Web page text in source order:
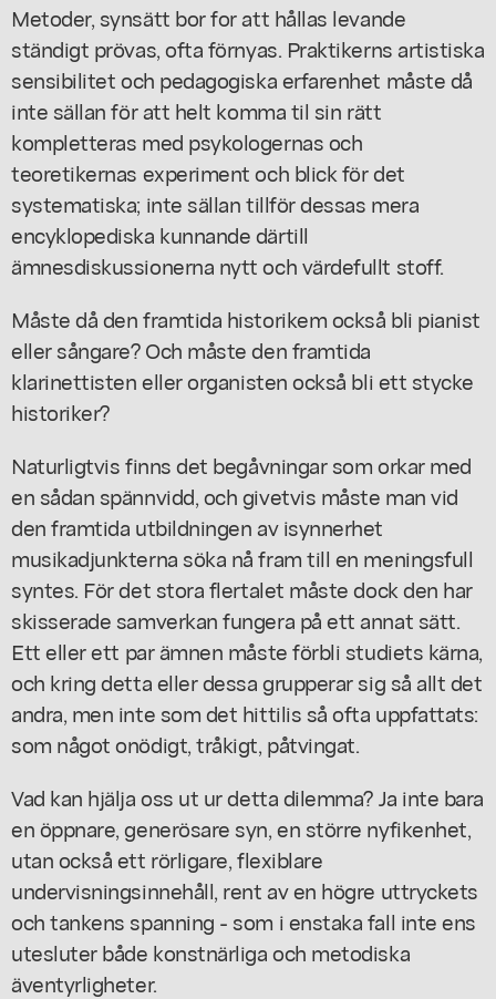
Metoder, synsätt bor for att hållas levande
ständigt prövas, ofta förnyas. Praktikerns artistiska
sensibilitet och pedagogiska erfarenhet måste då
inte sällan för att helt komma til sin rätt
kompletteras med psykologernas och
teoretikernas experiment och blick för det
systematiska; inte sällan tillför dessas mera
encyklopediska kunnande därtill
ämnesdiskussionerna nytt och värdefullt stoff.
Måste då den framtida historikem också bli pianist
eller sångare? Och måste den framtida
klarinettisten eller organisten också bli ett stycke
historiker?
Naturligtvis finns det begåvningar som orkar med
en sådan spännvidd, och givetvis måste man vid
den framtida utbildningen av isynnerhet
musikadjunkterna söka nå fram till en meningsfull
syntes. För det stora flertalet måste dock den har
skisserade samverkan fungera på ett annat sätt.
Ett eller ett par ämnen måste förbli studiets kärna,
och kring detta eller dessa grupperar sig så allt det
andra, men inte som det hittilis så ofta uppfattats:
som något onödigt, tråkigt, påtvingat.
Vad kan hjälja oss ut ur detta dilemma? Ja inte bara
en öppnare, generösare syn, en större nyfikenhet,
utan också ett rörligare, flexiblare
undervisningsinnehåll, rent av en högre uttryckets
och tankens spanning - som i enstaka fall inte ens
utesluter både konstnärliga och metodiska
äventyrligheter.